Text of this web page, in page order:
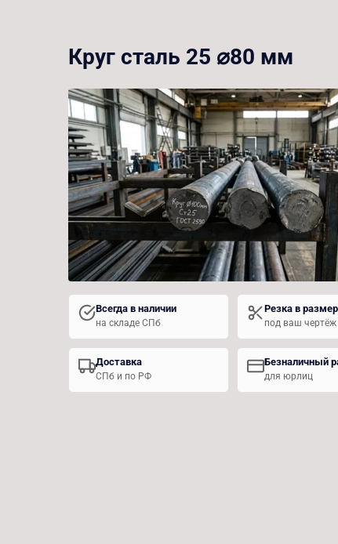
Круг сталь 25 ⌀80 мм
Всегда в наличии
на складе СПб
Резка в размер
под ваш чертёж
Доставка
СПб и по РФ
Безналичный
для юрлиц